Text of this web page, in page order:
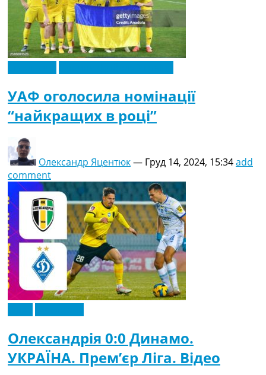
УАФ оголосила номінації
“найкращих в році”
Олександр Яцентюк— Груд 14, 2024, 15:34add
comment
Олександрія 0:0 Динамо.
УКРАЇНА. Прем’єр Ліга. Відео